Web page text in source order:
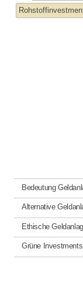
entry
was
Bedeutung
Alternative
Ethische
Grüne Investments